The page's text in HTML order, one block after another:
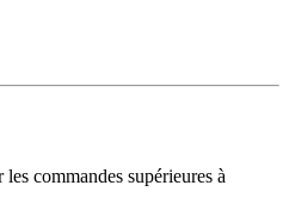
commandes supérieures à